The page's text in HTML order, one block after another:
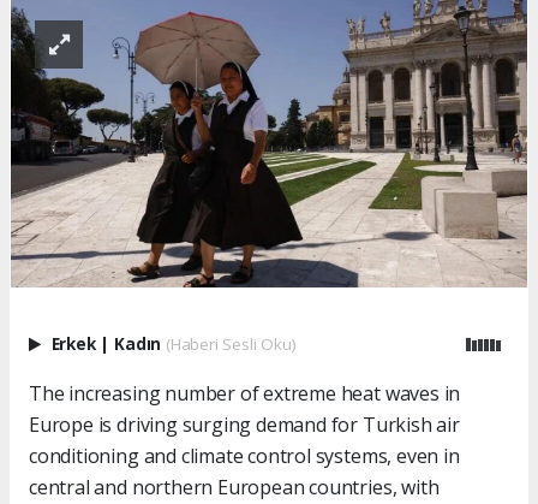
Erkek | Kadın (Haberi Sesli Oku)
The increasing number of extreme heat waves in
Europe is driving surging demand for Turkish air
conditioning and climate control systems, even in
central and northern European countries, with